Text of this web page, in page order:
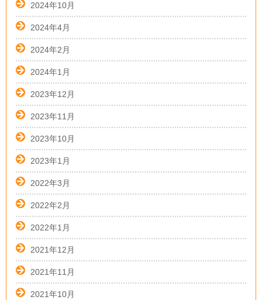
2024年10月
2024年4月
2024年2月
2024年1月
2023年12月
2023年11月
2023年10月
2023年1月
2022年3月
2022年2月
2022年1月
2021年12月
2021年11月
2021年10月